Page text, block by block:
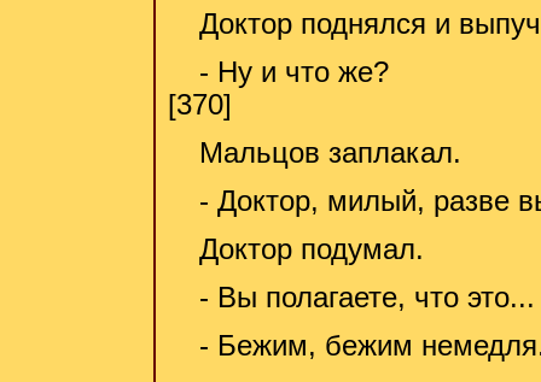
Доктор поднялся и
- Ну и что же?
[370]
Мальцов заплакал.
- Доктор, милый, разве
Доктор подумал.
- Вы полагаете, что это...
- Бежим, бежим